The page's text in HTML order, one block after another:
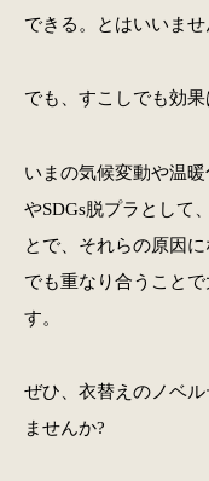
できる。とはいいませ
でも、すこしでも効果
いまの気候変動や温
やSDGs脱プラとして
とで、それらの原因
でも重なり合うこと
す。
ぜひ、衣替えのノベ
ませんか?